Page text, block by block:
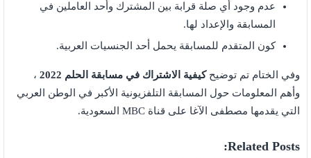
عدم وجود أي صلة قرابة بين المشترك وأحد العاملين في
المسابقة والإعداد لها.
كون المتقدم للمسابقة يحمل أحد الجنسيات العربية.
وفي الختام تم توضيحكيفية الاشتراك في مسابقة الحلم 2022
،
وأهم المعلومات حول المسابقة التلفزيونية الأكبر في الوطن العربي
التي يقدمها مصطفى الآغا على قناة MBC السعودية.
Related Posts: